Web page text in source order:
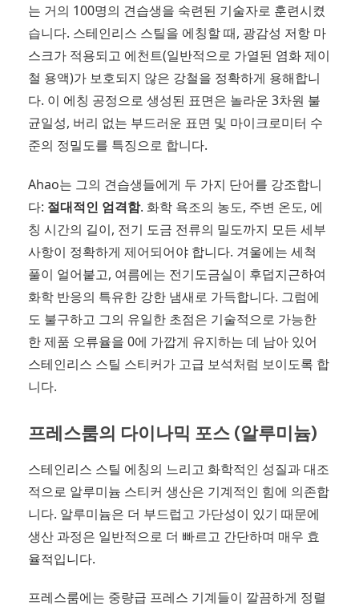
는 거의 100명의 견습생을 숙련된 기술자로 훈련시켰
습니다. 스테인리스 스틸을 에칭할 때, 광감성 저항 마
스크가 적용되고 에천트(일반적으로 가열된 염화 제이
철 용액)가 보호되지 않은 강철을 정확하게 용해합니
다. 이 에칭 공정으로 생성된 표면은 놀라운 3차원 불
균일성, 버리 없는 부드러운 표면 및 마이크로미터 수
준의 정밀도를 특징으로 합니다.
Ahao는 그의 견습생들에게 두 가지 단어를 강조합니
다: 절대적인 엄격함. 화학 욕조의 농도, 주변 온도, 에
칭 시간의 길이, 전기 도금 전류의 밀도까지 모든 세부
사항이 정확하게 제어되어야 합니다. 겨울에는 세척
풀이 얼어붙고, 여름에는 전기도금실이 후덥지근하여
화학 반응의 특유한 강한 냄새로 가득합니다. 그럼에
도 불구하고 그의 유일한 초점은 기술적으로 가능한
한 제품 오류율을 0에 가깝게 유지하는 데 남아 있어
스테인리스 스틸 스티커가 고급 보석처럼 보이도록 합
니다.
프레스룸의 다이나믹 포스 (알루미늄)
스테인리스 스틸 에칭의 느리고 화학적인 성질과 대조
적으로 알루미늄 스티커 생산은 기계적인 힘에 의존합
니다. 알루미늄은 더 부드럽고 가단성이 있기 때문에
생산 과정은 일반적으로 더 빠르고 간단하며 매우 효
율적입니다.
프레스룸에는 중량급 프레스 기계들이 깔끔하게 정렬